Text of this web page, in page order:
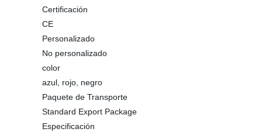
Certificación
CE
Personalizado
No personalizado
color
azul, rojo, negro
Paquete de Transporte
Standard Export Package
Especificación